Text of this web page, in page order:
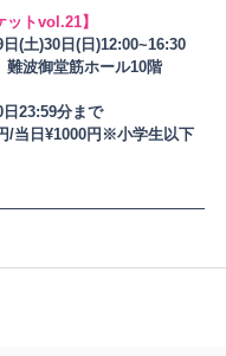
ットvol.21】
(土)30日(日)12:00~16:30​
難波御堂筋ホール10階
23:59分まで
/当日¥1000円※小学生以下